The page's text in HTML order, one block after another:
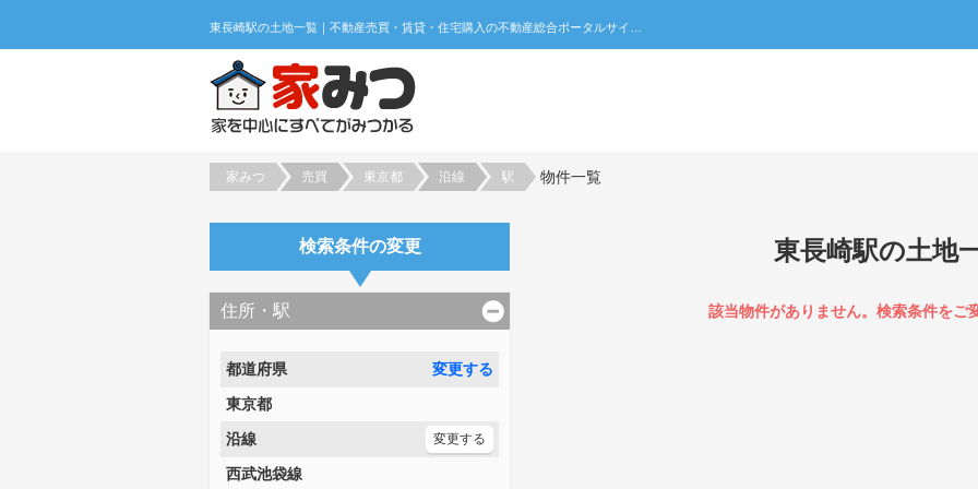
家みつ 売買 東京都 沿線 駅 物件一覧
検索条件の変更
住所・駅
都道府県
変更する
東京都
沿線
変更する
西武池袋線
東長崎駅の土地
該当物件がありません。検索条件をご